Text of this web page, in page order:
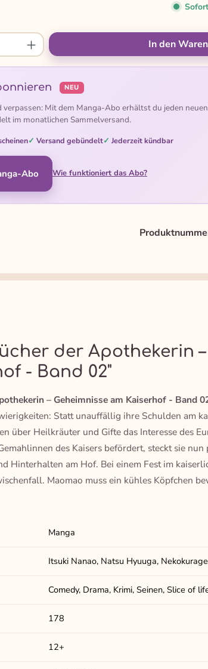
Gib den gewünschten Wert
In den
NEU
verpassen: Mit dem Manga-Abo erhältst du jeden
im monatlichen Sammelversand.
Versand gebündelt Jederzeit kündbar
Abo Wie funktioniert das Abo?
der Apothekerin
- Band 02"
– Geheimnisse am Kaiserhof - Band
Statt unauffällig ihre Schulden am
über Heilkräuter und Gifte das Interesse des
des Kaisers befördert, steckt sie
Hinterhalten am Hof. Bei einem Fest im
Maomao muss ein kühles Köpfchen
Manga
Itsuki Nanao, Natsu Hyuuga, Nekokurage
Comedy, Drama, Krimi, Seinen, Slice of
178
12+